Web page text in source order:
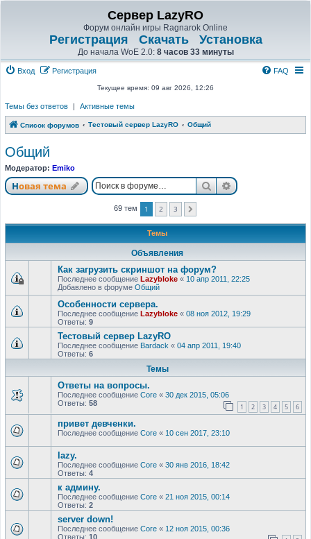
Сервер LazyRO
Форум онлайн игры Ragnarok Online
Регистрация Скачать Установка
До начала WoE 2.0: 8 часов 33 минуты
Вход Регистрация FAQ
Текущее время: 09 авг 2026, 12:26
Темы без ответов | Активные темы
Список форумов Тестовый сервер LazyRO Общий
Общий
Модератор: Emiko
Новая тема ПоискРасширенный
69 тем 1 2 3
Темы
Объявления
Как загрузить скриншот на форум?
Последнее сообщение Lazybloke « 10 апр 2011, 22:25
Добавлено в форуме Общий
Особенности сервера.
Последнее сообщение Lazybloke « 08 ноя 2012, 19:29
Ответы: 9
Тестовый сервер LazyRO
Последнее сообщение Bardack « 04 апр 2011, 19:40
Ответы: 6
Темы
Ответы на вопросы.
Последнее сообщение Core « 30 дек 2015, 05:06
Ответы: 58 1 2 3 4 5 6
привет девченки.
Последнее сообщение Core « 10 сен 2017, 23:10
lazy.
Последнее сообщение Core « 30 янв 2016, 18:42
Ответы: 4
к админу.
Последнее сообщение Core « 21 ноя 2015, 00:14
Ответы: 2
server down!
Последнее сообщение Core « 12 ноя 2015, 00:36
Ответы: 10